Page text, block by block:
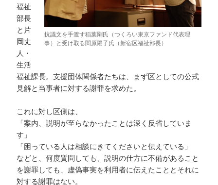
抗議文を手渡す稲葉剛氏（つくろい東京ファンド代表理
事）と受け取る関原陽子氏（新宿区福祉部長）
福祉
部長
と片
岡丈
人・
生活
福祉課長。支援団体関係者たちは、まず区としての公式
見解と当事者に対する謝罪を求めた。
これに対し区側は、
「案内、説明が至らなかったことは深く反省していま
す」
「困っている人は相談にきてくださいと伝えている」
などと、何度質問しても、説明の仕方に不備があること
を謝罪しても、虚偽事実を利用者に伝えたこととそれに
対する謝罪はない。